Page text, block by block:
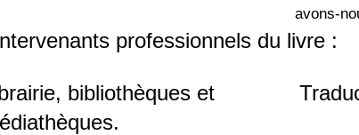
avons-
professionnels du livre :
bibliothèques et